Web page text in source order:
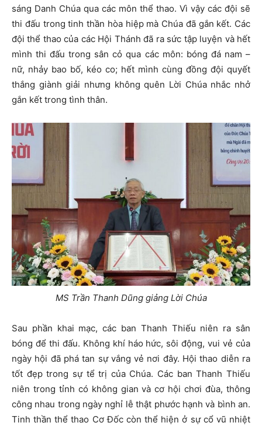
sáng Danh Chúa qua các môn thể thao. Vì vậy các đội sẽ
thi đấu trong tinh thần hòa hiệp mà Chúa đã gắn kết. Các
đội thể thao của các Hội Thánh đã ra sức tập luyện và hết
mình thi đấu trong sân cỏ qua các môn: bóng đá nam –
nữ, nhảy bao bố, kéo co; hết mình cùng đồng đội quyết
thắng giành giải nhưng không quên Lời Chúa nhắc nhở
gắn kết trong tình thân.
MS Trần Thanh Dũng giảng Lời Chúa
Sau phần khai mạc, các ban Thanh Thiếu niên ra sân
bóng để thi đấu. Không khí háo hức, sôi động, vui vẻ của
ngày hội đã phá tan sự vắng vẻ nơi đây. Hội thao diễn ra
tốt đẹp trong sự tể trị của Chúa. Các ban Thanh Thiếu
niên trong tỉnh có không gian và cơ hội chơi đùa, thông
công nhau trong ngày nghỉ lễ thật phước hạnh và bình an.
Tinh thần thể thao Cơ Đốc còn thể hiện ở sự cổ vũ nhiệt